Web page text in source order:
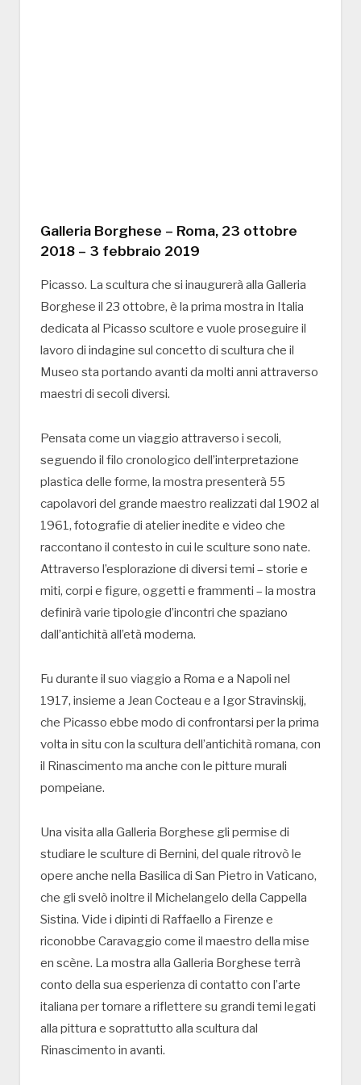
Galleria Borghese – Roma, 23 ottobre
2018 – 3 febbraio 2019
Picasso. La scultura che si inaugurerà alla Galleria
Borghese il 23 ottobre, è la prima mostra in Italia
dedicata al Picasso scultore e vuole proseguire il
lavoro di indagine sul concetto di scultura che il
Museo sta portando avanti da molti anni attraverso
maestri di secoli diversi.
Pensata come un viaggio attraverso i secoli,
seguendo il filo cronologico dell’interpretazione
plastica delle forme, la mostra presenterà 55
capolavori del grande maestro realizzati dal 1902 al
1961, fotografie di atelier inedite e video che
raccontano il contesto in cui le sculture sono nate.
Attraverso l’esplorazione di diversi temi – storie e
miti, corpi e figure, oggetti e frammenti – la mostra
definirà varie tipologie d’incontri che spaziano
dall’antichità all’età moderna.
Fu durante il suo viaggio a Roma e a Napoli nel
1917, insieme a Jean Cocteau e a Igor Stravinskij,
che Picasso ebbe modo di confrontarsi per la prima
volta in situ con la scultura dell’antichità romana, con
il Rinascimento ma anche con le pitture murali
pompeiane.
Una visita alla Galleria Borghese gli permise di
studiare le sculture di Bernini, del quale ritrovò le
opere anche nella Basilica di San Pietro in Vaticano,
che gli svelò inoltre il Michelangelo della Cappella
Sistina. Vide i dipinti di Raffaello a Firenze e
riconobbe Caravaggio come il maestro della mise
en scène. La mostra alla Galleria Borghese terrà
conto della sua esperienza di contatto con l’arte
italiana per tornare a riflettere su grandi temi legati
alla pittura e soprattutto alla scultura dal
Rinascimento in avanti.